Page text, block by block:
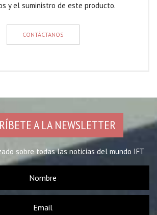
y el suministro de este producto.
CONTÁCTANOS
A LA NEWSLETTER
sobre todas las noticias del mundo IFT